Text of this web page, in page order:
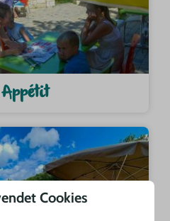
Cookies